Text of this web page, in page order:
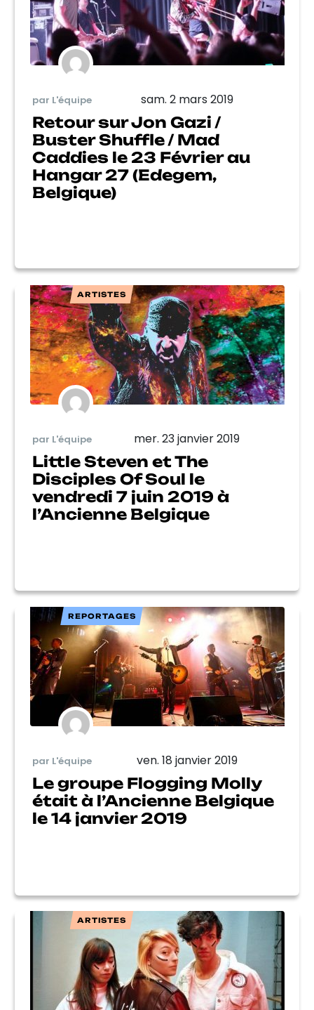
par L'équipe sam. 2 mars 2019
Retour sur Jon Gazi /
Buster Shuffle / Mad
Caddies le 23 Février au
Hangar 27 (Edegem,
Belgique)
ARTISTES
par L'équipe mer. 23 janvier 2019
Little Steven et The
Disciples Of Soul le
vendredi 7 juin 2019 à
l’Ancienne Belgique
REPORTAGES
par L'équipe ven. 18 janvier 2019
Le groupe Flogging Molly
était à l’Ancienne Belgique
le 14 janvier 2019
ARTISTES